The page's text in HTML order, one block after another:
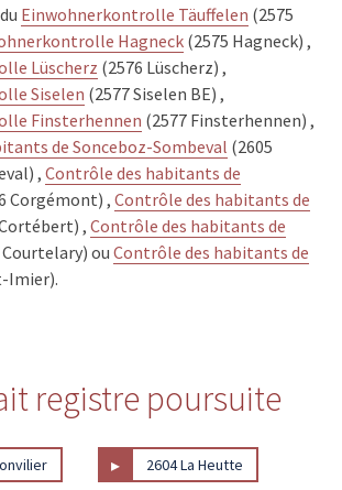
Einwohnerkontrolle Täuffelen (2575
Hagneck (2575 Hagneck) ,
Lüscherz (2576 Lüscherz) ,
Siselen (2577 Siselen BE) ,
Finsterhennen (2577 Finsterhennen) ,
de Sonceboz-Sombeval (2605
,Contrôle des habitants de
Corgémont) ,Contrôle des habitants de
,Contrôle des habitants de
Courtelary) ouContrôle des habitants de
Imier).
registre poursuite
▸ 2604 La Heutte